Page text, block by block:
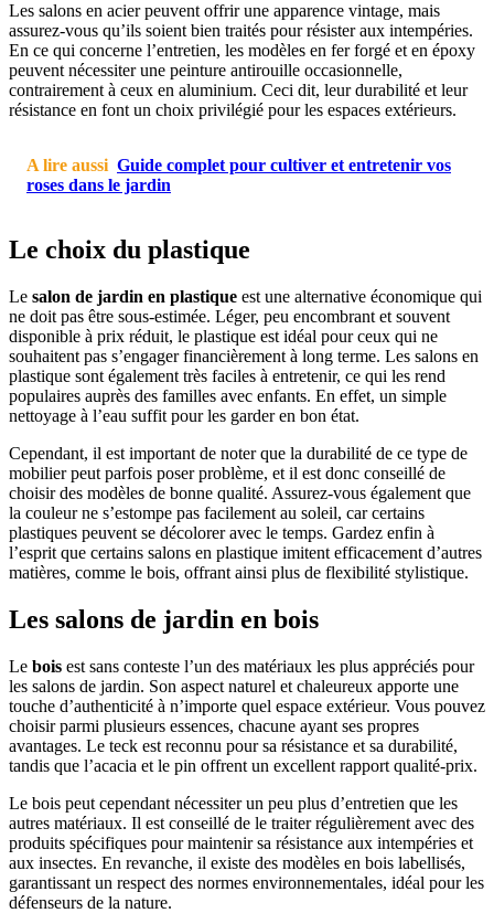
Les salons en acier peuvent offrir une apparence vintage, mais
assurez-vous qu’ils soient bien traités pour résister aux intempéries.
En ce qui concerne l’entretien, les modèles en fer forgé et en époxy
peuvent nécessiter une peinture antirouille occasionnelle,
contrairement à ceux en aluminium. Ceci dit, leur durabilité et leur
résistance en font un choix privilégié pour les espaces extérieurs.
A lire aussi Guide complet pour cultiver et entretenir vos
roses dans le jardin
Le choix du plastique
Le salon de jardin en plastique est une alternative économique qui
ne doit pas être sous-estimée. Léger, peu encombrant et souvent
disponible à prix réduit, le plastique est idéal pour ceux qui ne
souhaitent pas s’engager financièrement à long terme. Les salons en
plastique sont également très faciles à entretenir, ce qui les rend
populaires auprès des familles avec enfants. En effet, un simple
nettoyage à l’eau suffit pour les garder en bon état.
Cependant, il est important de noter que la durabilité de ce type de
mobilier peut parfois poser problème, et il est donc conseillé de
choisir des modèles de bonne qualité. Assurez-vous également que
la couleur ne s’estompe pas facilement au soleil, car certains
plastiques peuvent se décolorer avec le temps. Gardez enfin à
l’esprit que certains salons en plastique imitent efficacement d’autres
matières, comme le bois, offrant ainsi plus de flexibilité stylistique.
Les salons de jardin en bois
Le bois est sans conteste l’un des matériaux les plus appréciés pour
les salons de jardin. Son aspect naturel et chaleureux apporte une
touche d’authenticité à n’importe quel espace extérieur. Vous pouvez
choisir parmi plusieurs essences, chacune ayant ses propres
avantages. Le teck est reconnu pour sa résistance et sa durabilité,
tandis que l’acacia et le pin offrent un excellent rapport qualité-prix.
Le bois peut cependant nécessiter un peu plus d’entretien que les
autres matériaux. Il est conseillé de le traiter régulièrement avec des
produits spécifiques pour maintenir sa résistance aux intempéries et
aux insectes. En revanche, il existe des modèles en bois labellisés,
garantissant un respect des normes environnementales, idéal pour les
défenseurs de la nature.